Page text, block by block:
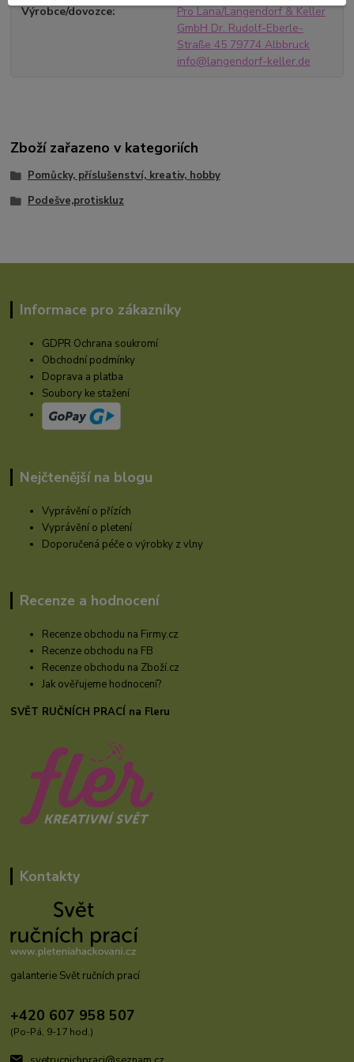
Výrobce/dovozce
Pro Lana/Langendorf & Keller
GmbH Dr. Rudolf-Eberle-
Straße 45 79774 Albbruck
info@langendorf-keller.de
Zboží zařazeno v kategoriích
Pomůcky, příslušenství, kreativ, hobby
Podešve,protiskluz
Informace pro zákazníky
GDPR Ochrana soukromí
Obchodní podmínky
Doprava a platba
Soubory ke stažení
Nejčtenější na blogu
Vyprávění o přízích
Vyprávění o pletení
Doporučená péče o výrobky z vlny
Recenze a hodnocení
Recenze obchodu na Firmy.cz
Recenze obchodu na FB
Recenze obchodu na Zboží.cz
Jak ověřujeme hodnocení?
SVĚT RUČNÍCH PRACÍ na Fleru
Kontakty
galanterie Svět ručních prací
+420 607 958 507
(Po-Pá, 9-17 hod.)